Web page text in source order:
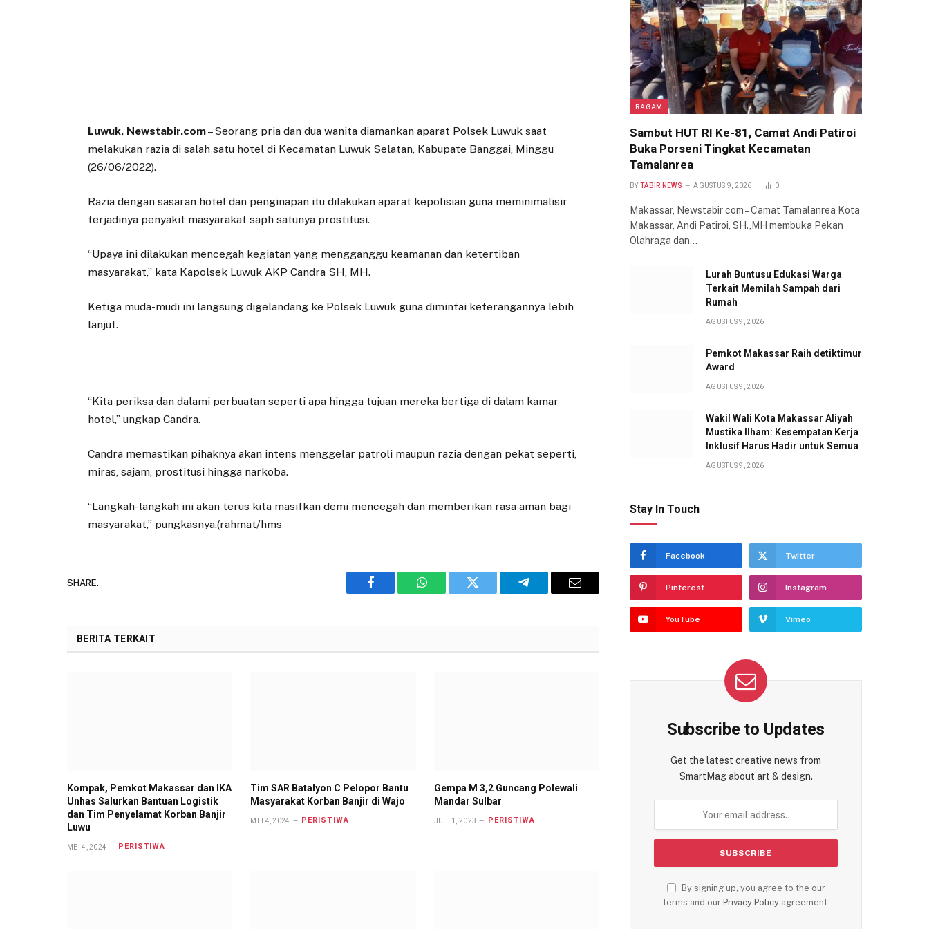
Luwuk, Newstabir.com– Seorang pria dan dua wanita diamankan aparat Polsek Luwuk saat
melakukan razia di salah satu hotel di Kecamatan Luwuk Selatan, Kabupate Banggai, Minggu
(26/06/2022).
Razia dengan sasaran hotel dan penginapan itu dilakukan aparat kepolisian guna meminimalisir
terjadinya penyakit masyarakat saph satunya prostitusi.
“Upaya ini dilakukan mencegah kegiatan yang mengganggu keamanan dan ketertiban
masyarakat,” kata Kapolsek Luwuk AKP Candra SH, MH.
Ketiga muda-mudi ini langsung digelandang ke Polsek Luwuk guna dimintai keterangannya lebih
lanjut.
“Kita periksa dan dalami perbuatan seperti apa hingga tujuan mereka bertiga di dalam kamar
hotel,” ungkap Candra.
Candra memastikan pihaknya akan intens menggelar patroli maupun razia dengan pekat seperti,
miras, sajam, prostitusi hingga narkoba.
“Langkah-langkah ini akan terus kita masifkan demi mencegah dan memberikan rasa aman bagi
masyarakat,” pungkasnya.(rahmat/hms
SHARE.
Facebook WhatsAppTwitter Telegram Email
BERITA TERKAIT
Kompak, Pemkot Makassar dan IKA
Unhas Salurkan Bantuan Logistik
dan Tim Penyelamat Korban Banjir
Luwu
MEI 4, 2024 PERISTIWA
Tim SAR Batalyon C Pelopor Bantu
Masyarakat Korban Banjir di Wajo
MEI 4, 2024 PERISTIWA
Gempa M 3,2 Guncang Polewali
Mandar Sulbar
JULI 1, 2023 PERISTIWA
RAGAM
Sambut HUT RI Ke-81, Camat Andi Patiroi
Buka Porseni Tingkat Kecamatan
Tamalanrea
BY TABIR NEWS AGUSTUS 9, 2026 0
Makassar, Newstabir com – Camat Tamalanrea Kota
Makassar, Andi Patiroi, SH.,MH membuka Pekan
Olahraga dan…
Lurah Buntusu Edukasi Warga
Terkait Memilah Sampah dari
Rumah
AGUSTUS 9, 2026
Pemkot Makassar Raih detiktimur
Award
AGUSTUS 9, 2026
Wakil Wali Kota Makassar Aliyah
Mustika Ilham: Kesempatan Kerja
Inklusif Harus Hadir untuk Semua
AGUSTUS 9, 2026
Stay In Touch
Facebook Twitter
Pinterest Instagram
YouTube Vimeo
Subscribe to Updates
Get the latest creative news from
SmartMag about art & design.
By signing up, you agree to the our
terms and our Privacy Policyagreement.